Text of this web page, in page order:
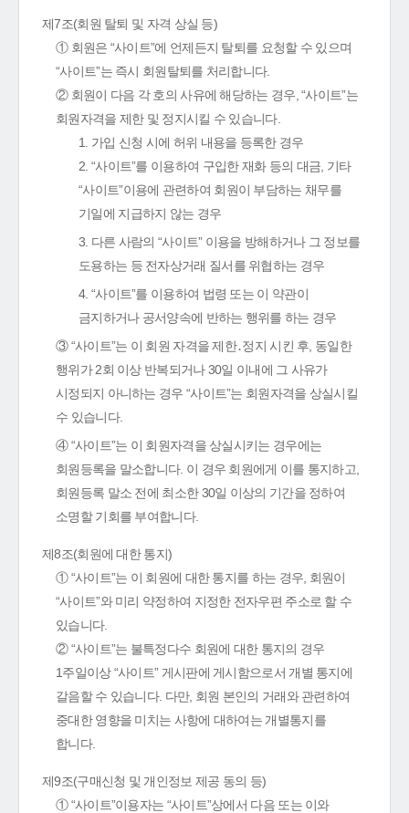
제7조(회원 탈퇴 및 자격 상실 등)
① 회원은 “사이트”에 언제든지 탈퇴를 요청할 수 있으며
“사이트”는 즉시 회원탈퇴를 처리합니다.
② 회원이 다음 각 호의 사유에 해당하는 경우, “사이트”는
회원자격을 제한 및 정지시킬 수 있습니다.
1. 가입 신청 시에 허위 내용을 등록한 경우
2. “사이트”를 이용하여 구입한 재화 등의 대금, 기타
“사이트”이용에 관련하여 회원이 부담하는 채무를
기일에 지급하지 않는 경우
3. 다른 사람의 “사이트” 이용을 방해하거나 그 정보를
도용하는 등 전자상거래 질서를 위협하는 경우
4. “사이트”를 이용하여 법령 또는 이 약관이
금지하거나 공서양속에 반하는 행위를 하는 경우
③ “사이트”는 이 회원 자격을 제한․정지 시킨 후, 동일한
행위가 2회 이상 반복되거나 30일 이내에 그 사유가
시정되지 아니하는 경우 “사이트”는 회원자격을 상실시킬
수 있습니다.
④ “사이트”는 이 회원자격을 상실시키는 경우에는
회원등록을 말소합니다. 이 경우 회원에게 이를 통지하고,
회원등록 말소 전에 최소한 30일 이상의 기간을 정하여
소명할 기회를 부여합니다.
제8조(회원에 대한 통지)
① “사이트”는 이 회원에 대한 통지를 하는 경우, 회원이
“사이트”와 미리 약정하여 지정한 전자우편 주소로 할 수
있습니다.
② “사이트”는 불특정다수 회원에 대한 통지의 경우
1주일이상 “사이트” 게시판에 게시함으로서 개별 통지에
갈음할 수 있습니다. 다만, 회원 본인의 거래와 관련하여
중대한 영향을 미치는 사항에 대하여는 개별통지를
합니다.
제9조(구매신청 및 개인정보 제공 동의 등)
① “사이트”이용자는 “사이트”상에서 다음 또는 이와